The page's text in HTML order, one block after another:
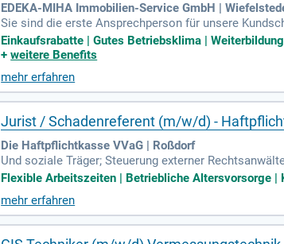
EDEKA-MIHA Immobilien-Service GmbH |
Sie sind die erste Ansprechperson für unsere
lent steuern Sie unsere Projektteams. Sie sind
Einkaufsrabatte | Gutes Betriebsklima |
+weitere Benefits
mehr erfahren
Jurist / Schadenreferent (m/w/d) -
Die Haftpflichtkasse VVaG | Roßdorf
Und soziale Träger; Steuerung externer
svorlagen; Mitarbeit an der Weiterentwicklung von
Flexible Arbeitszeiten | Betriebliche Altersvorsorge |
mehr erfahren